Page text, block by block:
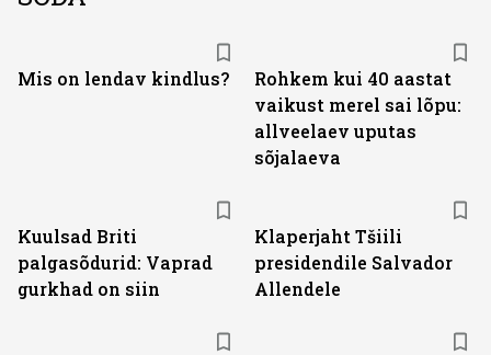
Mis on lendav kindlus?
Rohkem kui 40 aastat
vaikust merel sai lõpu:
allveelaev uputas
sõjalaeva
Kuulsad Briti
palgasõdurid: Vaprad
gurkhad on siin
Klaperjaht Tšiili
presidendile Salvador
Allendele